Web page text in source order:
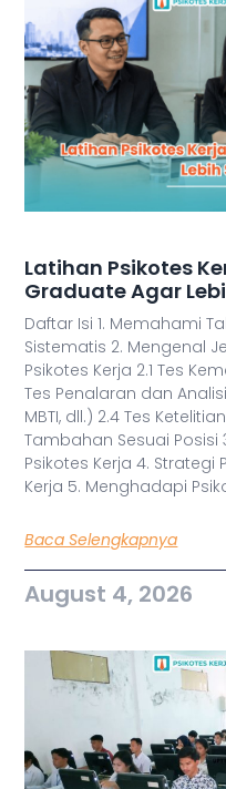
Latihan Psikotes
Graduate Agar
Daftar Isi 1. Memahami
Sistematis 2. Mengenal
Psikotes Kerja 2.1 Tes
Tes Penalaran dan
MBTI, dll.) 2.4 Tes
Tambahan Sesuai Posisi
Psikotes Kerja 4.
Kerja 5. Menghadapi
Baca Selengkapnya
August 4, 2026